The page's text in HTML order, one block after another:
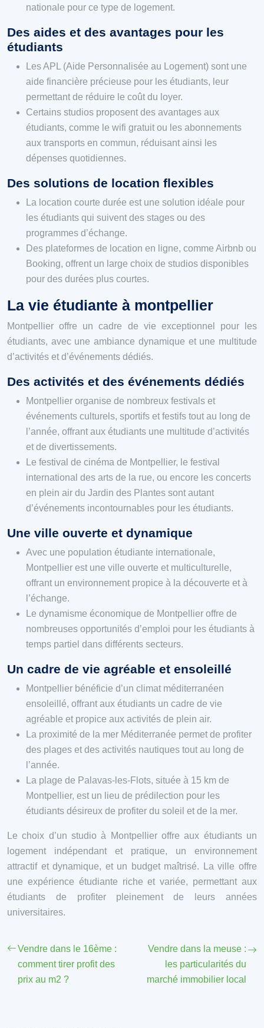
nationale pour ce type de logement.
Des aides et des avantages pour les
étudiants
Les APL (Aide Personnalisée au Logement) sont une
aide financière précieuse pour les étudiants, leur
permettant de réduire le coût du loyer.
Certains studios proposent des avantages aux
étudiants, comme le wifi gratuit ou les abonnements
aux transports en commun, réduisant ainsi les
dépenses quotidiennes.
Des solutions de location flexibles
La location courte durée est une solution idéale pour
les étudiants qui suivent des stages ou des
programmes d’échange.
Des plateformes de location en ligne, comme Airbnb ou
Booking, offrent un large choix de studios disponibles
pour des durées plus courtes.
La vie étudiante à montpellier
Montpellier offre un cadre de vie exceptionnel pour les
étudiants, avec une ambiance dynamique et une multitude
d’activités et d’événements dédiés.
Des activités et des événements dédiés
Montpellier organise de nombreux festivals et
événements culturels, sportifs et festifs tout au long de
l’année, offrant aux étudiants une multitude d’activités
et de divertissements.
Le festival de cinéma de Montpellier, le festival
international des arts de la rue, ou encore les concerts
en plein air du Jardin des Plantes sont autant
d’événements incontournables pour les étudiants.
Une ville ouverte et dynamique
Avec une population étudiante internationale,
Montpellier est une ville ouverte et multiculturelle,
offrant un environnement propice à la découverte et à
l’échange.
Le dynamisme économique de Montpellier offre de
nombreuses opportunités d’emploi pour les étudiants à
temps partiel dans différents secteurs.
Un cadre de vie agréable et ensoleillé
Montpellier bénéficie d’un climat méditerranéen
ensoleillé, offrant aux étudiants un cadre de vie
agréable et propice aux activités de plein air.
La proximité de la mer Méditerranée permet de profiter
des plages et des activités nautiques tout au long de
l’année.
La plage de Palavas-les-Flots, située à 15 km de
Montpellier, est un lieu de prédilection pour les
étudiants désireux de profiter du soleil et de la mer.
Le choix d’un studio à Montpellier offre aux étudiants un
logement indépendant et pratique, un environnement
attractif et dynamique, et un budget maîtrisé. La ville offre
une expérience étudiante riche et variée, permettant aux
étudiants de profiter pleinement de leurs années
universitaires.
Vendre dans le 16ème :
comment tirer profit des
prix au m2 ?
Vendre dans la meuse :
les particularités du
marché immobilier local